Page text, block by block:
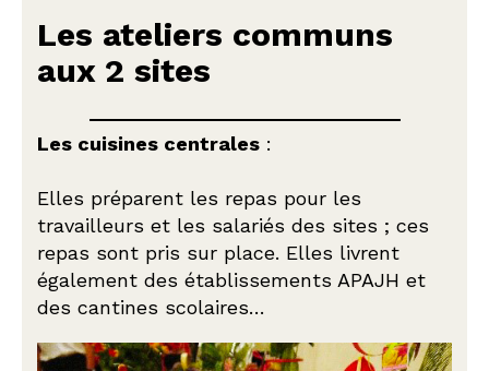
Les ateliers communs
aux 2 sites
Les cuisines centrales :
Elles préparent les repas pour les
travailleurs et les salariés des sites ; ces
repas sont pris sur place. Elles livrent
également des établissements APAJH et
des cantines scolaires…